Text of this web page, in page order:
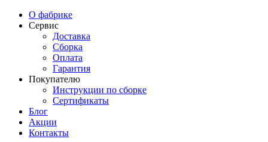
О фабрике
Сервис
Доставка
Сборка
Оплата
Гарантия
Покупателю
Инструкции по сборке
Сертификаты
Блог
Акции
Контакты